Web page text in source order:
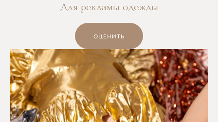
Для рекламы одежды
ОЦЕНИТЬ